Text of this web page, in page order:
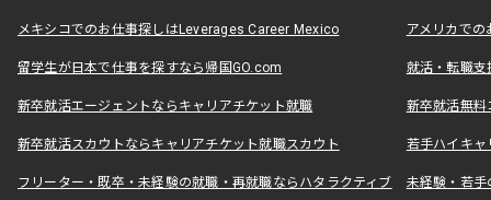
メキシコでのお仕事探しはLeverages Career Mexico アメリカで
留学生が日本で仕事を探すなら帰国GO.com 就活・転職
新卒就活エージェントならキャリアチケット就職 新卒就活無料
新卒就活スカウトならキャリアチケット就職スカウト 若手ハイキ
フリーター・既卒・未経験の就職・再就職ならハタラクティブ 未経験・若手